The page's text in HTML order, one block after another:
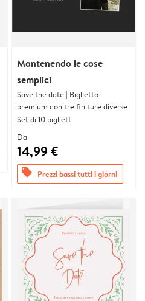
Mantenendo le cose
semplici
Save the date | Biglietto
premium con tre finiture diverse
Set di 10 biglietti
Da
14,99 €
offers Prezzi bassi tutti i giorni